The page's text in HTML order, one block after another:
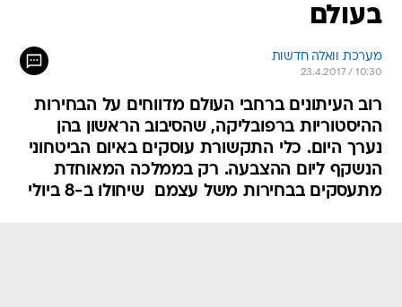
בעולם
מערכת וואלה חדשות
23.4.2017 / 10:30
רוב העיתונים ברחבי העולם מדווחים על הבחירות
ההיסטוריות ברפובליקה, שהסיבוב הראשון בהן
נערך היום. כלי התקשורת עוסקים באיום הביטחוני
הנשקף ליום ההצבעה. רק בממלכה המאוחדת
מתעסקים בבחירות משל עצמם  שיחולו ב-8 ביולי